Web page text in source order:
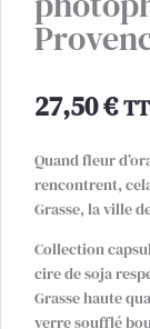
27,50€
Quand fleur
rencontrent,
Grasse, la ville
Collection
cire de soja
Grasse haute
verre soufflé